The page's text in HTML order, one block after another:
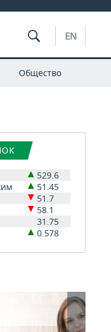
EN
Общество
529.6
51.45
51.7
58.1
31.75
0.578